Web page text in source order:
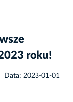
roku!
Data: 2023-01-01